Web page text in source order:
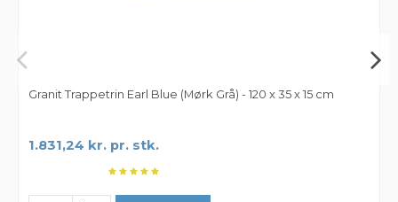
Granit Trappetrin Earl Blue (Mørk Grå) - 120 x 35 x 15 cm
1.831,24 kr. pr. stk.